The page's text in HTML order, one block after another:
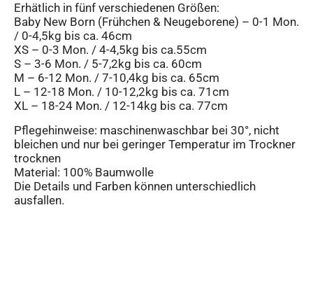
Erhätlich in fünf verschiedenen Größen:
Baby New Born (Frühchen & Neugeborene) – 0-1 Mon.
/ 0-4,5kg bis ca. 46cm
XS – 0-3 Mon. / 4-4,5kg bis ca.55cm
S – 3-6 Mon. / 5-7,2kg bis ca. 60cm
M – 6-12 Mon. / 7-10,4kg bis ca. 65cm
L – 12-18 Mon. / 10-12,2kg bis ca. 71cm
XL – 18-24 Mon. / 12-14kg bis ca. 77cm
Pflegehinweise: maschinenwaschbar bei 30°, nicht
bleichen und nur bei geringer Temperatur im Trockner
trocknen
Material: 100% Baumwolle
Die Details und Farben können unterschiedlich
ausfallen.